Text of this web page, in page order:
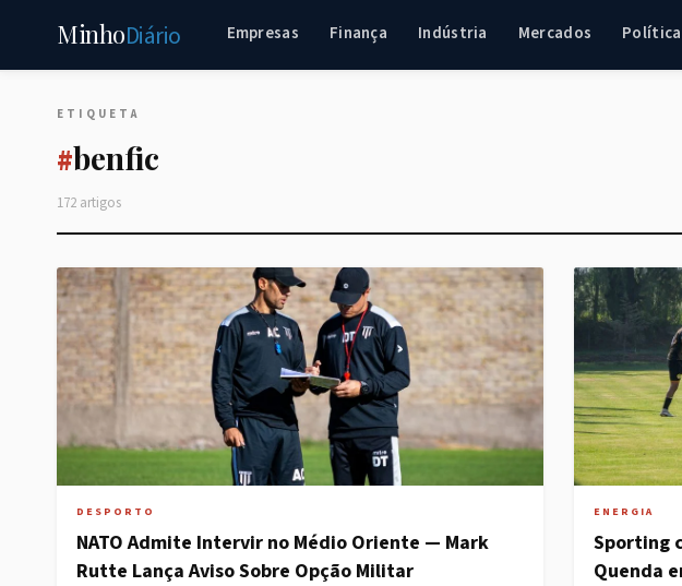
MinhoDiário Empresas Finança Indústria Mercados Política
ETIQUETA
#benfic
172 artigos
DESPORTO
NATO Admite Intervir no Médio Oriente — Mark
Rutte Lança Aviso Sobre Opção Militar
ENERGIA
Sporting
Quenda